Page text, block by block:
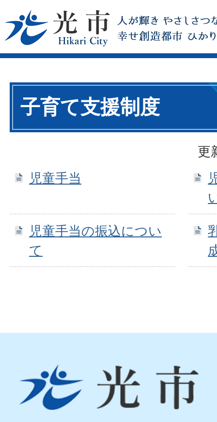
子育て支援制度
更
児童手当
児童手当の振込につい
て
市
Hikari